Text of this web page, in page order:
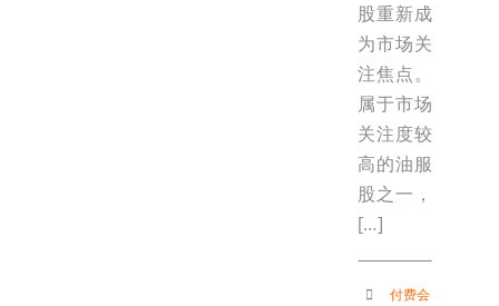
股重新成
为市场关
注焦点。
属于市场
关注度较
高的油服
股之一，
[…]
付费会